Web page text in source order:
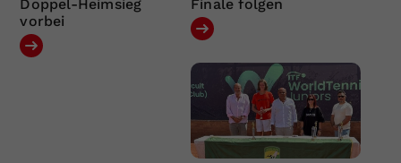
Doppel-Heimsieg
vorbei
Finale folgen